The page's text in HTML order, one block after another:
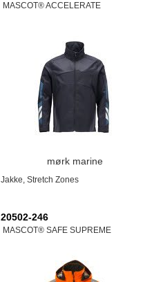
MASCOT® ACCELERATE
mørk marine
Jakke, Stretch Zones
20502-246
MASCOT® SAFE SUPREME